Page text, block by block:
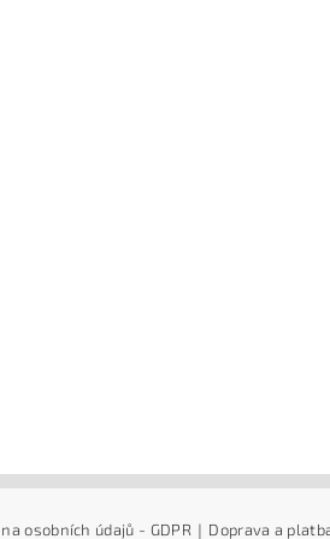
osobních údajů - GDPR | Doprava a